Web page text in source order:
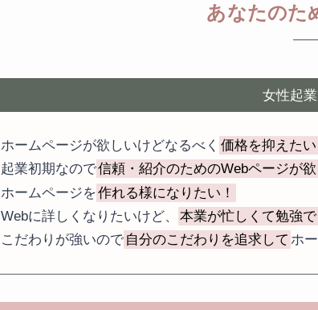
あなたのた
女性起
ホームページが欲しいけどなるべく 価格を抑えたい
起業初期なので信頼・紹介のためのWebページが
ホームページを作れる様になりたい！
Webに詳しくなりたいけど、
本業が忙しくて勉強
こだわりが強いので 自分のこだわりを追求して ホ